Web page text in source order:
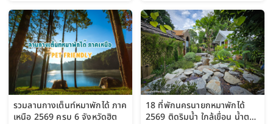
รวมลานกางเต็นท์หมาพักได้ ภาค
เหนือ 2569 ครบ 6 จังหวัดฮิต
18 ที่พักนครนายกหมาพักได้
2569 ติดริมน้ำ ใกล้เขื่อน น้ำตก